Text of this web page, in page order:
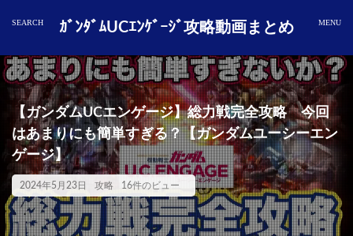
ｶﾞﾝﾀﾞﾑUCｴﾝｹﾞｰｼﾞ攻略動画まとめ
【ガンダムUCエンゲージ】総力戦完全攻略 今回
はあまりにも簡単すぎる？【ガンダムユーシーエン
ゲージ】
2024年5月23日 攻略 16件のビュー